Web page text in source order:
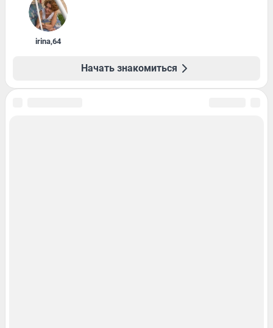
irina,64
Начать знакомиться